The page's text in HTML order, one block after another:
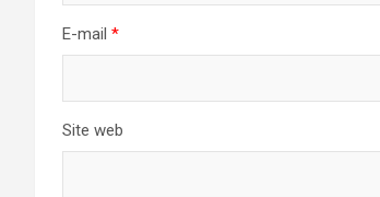
E-mail *
Site web